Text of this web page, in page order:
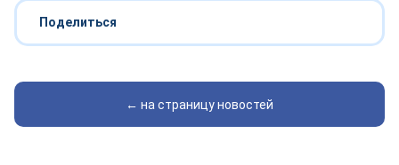
Поделиться
← на страницу новостей